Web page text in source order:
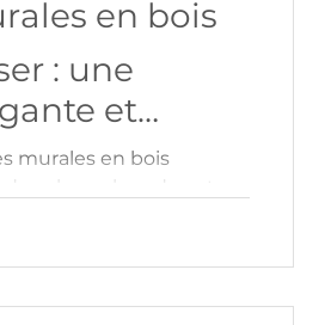
en bois
: une
et
intérieur
murales en bois
la couleur de votre